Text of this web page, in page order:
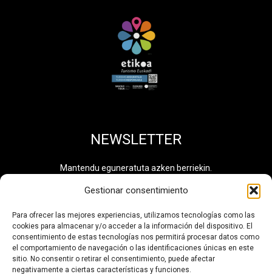
Gestionar consentimiento
Para ofrecer las mejores experiencias, utilizamos tecnologías como las
cookies para almacenar y/o acceder a la información del dispositivo. El
consentimiento de estas tecnologías nos permitirá procesar datos como
el comportamiento de navegación o las identificaciones únicas en este
sitio. No consentir o retirar el consentimiento, puede afectar
negativamente a ciertas características y funciones.
NEWSLETTER
Mantendu eguneratuta azken berriekin.
Pribatutasun politikairakurri eta onartzen dut. Informazio
osagarria eskuragarri dago Datuen Tratamendu
Jardueren Erregistroan . Tratamendu zenbakia: 0710.
HARPIDETU